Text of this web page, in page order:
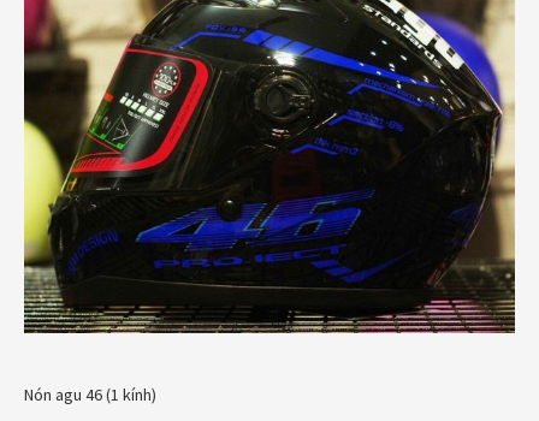
Nón agu 46 (1 kính)